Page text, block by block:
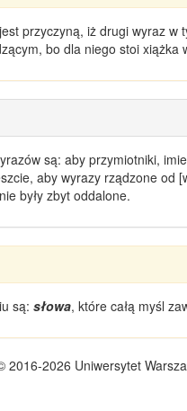
przyczyną, iż drugi wyraz
bo dla niego stoi xiążka
są: aby przymiotniki,
aby wyrazy rządzone od [
były zbyt oddalone.
są: słowa, które całą myśl
2016-2026 Uniwersytet